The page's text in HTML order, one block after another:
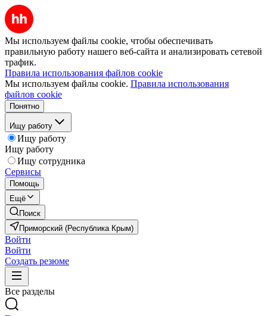
Мы используем файлы cookie, чтобы обеспечивать
правильную работу нашего веб-сайта и анализировать сетевой
трафик.
Правила использования файлов cookie
Мы используем файлы cookie. Правила использования
файлов cookie
Понятно
Ищу работу
Ищу работу
Ищу работу
Ищу сотрудника
Сервисы
Помощь
Ещё
Поиск
Приморский (Республика Крым)
Войти
Войти
Создать резюме
Все разделы